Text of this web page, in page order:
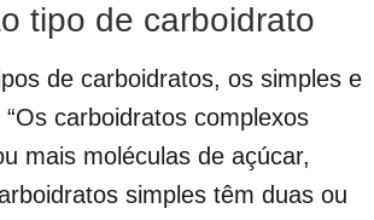
tipo de carboidrato
de carboidratos, os simples e
“Os carboidratos complexos
mais moléculas de açúcar,
simples têm duas ou